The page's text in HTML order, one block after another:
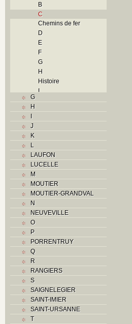
B
C
Chemins de fer
D
E
F
G
H
Histoire
I
Routes
S
Textes
V
G
H
I
J
K
L
LAUFON
LUCELLE
M
MOUTIER
MOUTIER-GRANDVAL
N
NEUVEVILLE
O
P
PORRENTRUY
Q
R
RANGIERS
S
SAIGNELEGIER
SAINT-IMIER
SAINT-URSANNE
T